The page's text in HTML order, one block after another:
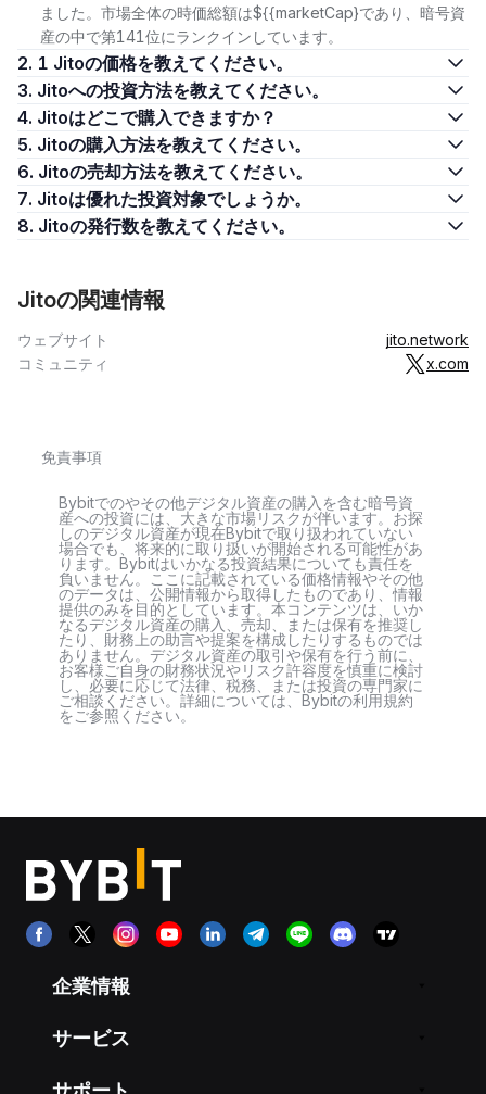
ました。市場全体の時価総額は${{marketCap}であり、暗号資
産の中で第141位にランクインしています。
2. 1 Jitoの価格を教えてください。
3. Jitoへの投資方法を教えてください。
4. Jitoはどこで購入できますか？
5. Jitoの購入方法を教えてください。
6. Jitoの売却方法を教えてください。
7. Jitoは優れた投資対象でしょうか。
8. Jitoの発行数を教えてください。
Jitoの関連情報
ウェブサイト
jito.network
コミュニティ
x.com
免責事項
Bybitでのやその他デジタル資産の購入を含む暗号資
産への投資には、大きな市場リスクが伴います。お探
しのデジタル資産が現在Bybitで取り扱われていない
場合でも、将来的に取り扱いが開始される可能性があ
ります。Bybitはいかなる投資結果についても責任を
負いません。ここに記載されている価格情報やその他
のデータは、公開情報から取得したものであり、情報
提供のみを目的としています。本コンテンツは、いか
なるデジタル資産の購入、売却、または保有を推奨し
たり、財務上の助言や提案を構成したりするものでは
ありません。デジタル資産の取引や保有を行う前に、
お客様ご自身の財務状況やリスク許容度を慎重に検討
し、必要に応じて法律、税務、または投資の専門家に
ご相談ください。詳細については、Bybitの利用規約
をご参照ください。
企業情報
サービス